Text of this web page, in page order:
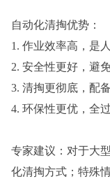
自动化清掏优势：
1. 作业效率高，是
2. 安全性更好，避
3. 清掏更彻底，配
4. 环保性更优，全
专家建议：对于大
化清掏方式；特殊